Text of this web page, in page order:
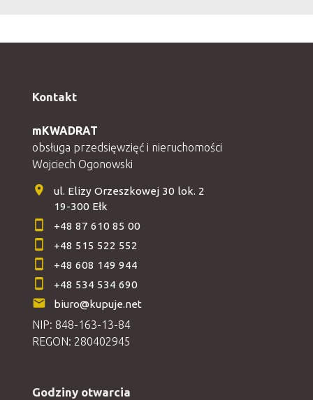
Kontakt
mKWADRAT
obsługa przedsięwzięć i nieruchomości
Wojciech Ogonowski
ul. Elizy Orzeszkowej 30 lok. 2
19-300 Ełk
+48 87 610 85 00
+48 515 522 552
+48 608 149 944
+48 534 534 690
biuro@kupuje.net
NIP: 848-163-13-84
REGON: 280402945
Godziny otwarcia